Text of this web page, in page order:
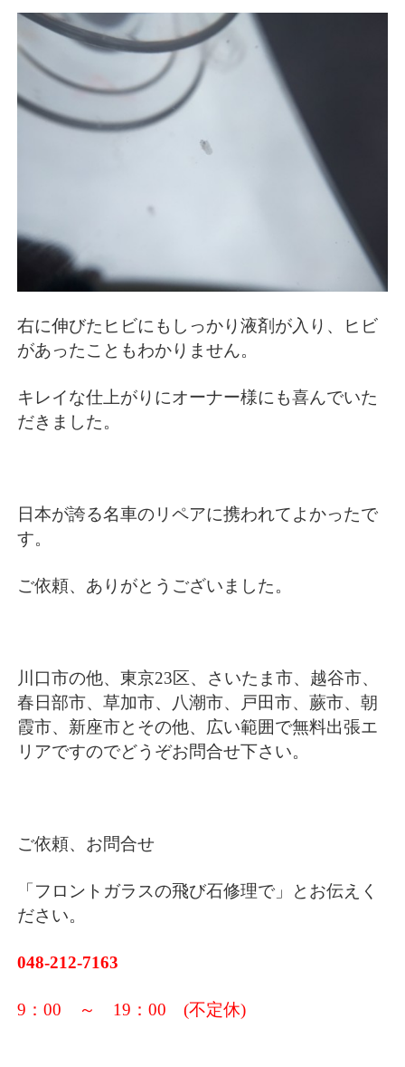
右に伸びたヒビにもしっかり液剤が入り、ヒビ
があったこともわかりません。
キレイな仕上がりにオーナー様にも喜んでいた
だきました。
日本が誇る名車のリペアに携われてよかったで
す。
ご依頼、ありがとうございました。
川口市の他、東京23区、さいたま市、越谷市、
春日部市、草加市、八潮市、戸田市、蕨市、朝
霞市、新座市とその他、広い範囲で無料出張エ
リアですのでどうぞお問合せ下さい。
ご依頼、お問合せ
「フロントガラスの飛び石修理で」とお伝えく
ださい。
048-212-7163
9：00 ～ 19：00 (不定休)